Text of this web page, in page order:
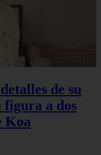
de su
figura a dos
Koa